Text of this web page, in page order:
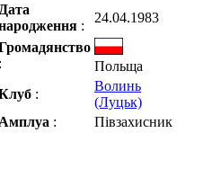
Дата
:
24.04.1983
:
Польща
:
Волинь
(Луцьк)
Амплуа : Півзахисник